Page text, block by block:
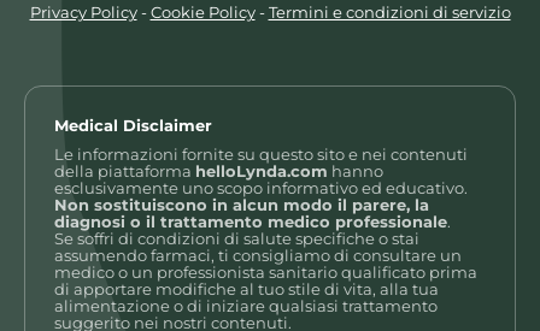
Privacy Policy-Cookie Policy -Termini e condizioni di servizio
Medical Disclaimer
Le informazioni fornite su questo sito e nei contenuti
della piattaforma helloLynda.com hanno
esclusivamente uno scopo informativo ed educativo.
Non sostituiscono in alcun modo il parere, la
diagnosi o il trattamento medico professionale.
Se soffri di condizioni di salute specifiche o stai
assumendo farmaci, ti consigliamo di consultare un
medico o un professionista sanitario qualificato prima
di apportare modifiche al tuo stile di vita, alla tua
alimentazione o di iniziare qualsiasi trattamento
suggerito nei nostri contenuti.